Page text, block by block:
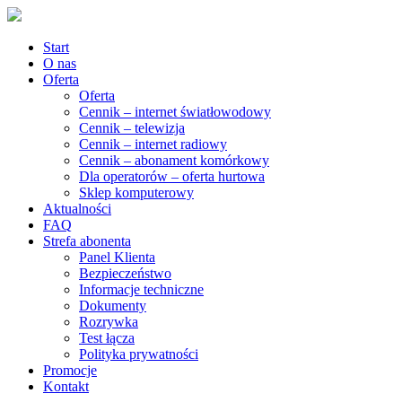
Start
O nas
Oferta
Oferta
Cennik – internet światłowodowy
Cennik – telewizja
Cennik – internet radiowy
Cennik – abonament komórkowy
Dla operatorów – oferta hurtowa
Sklep komputerowy
Aktualności
FAQ
Strefa abonenta
Panel Klienta
Bezpieczeństwo
Informacje techniczne
Dokumenty
Rozrywka
Test łącza
Polityka prywatności
Promocje
Kontakt